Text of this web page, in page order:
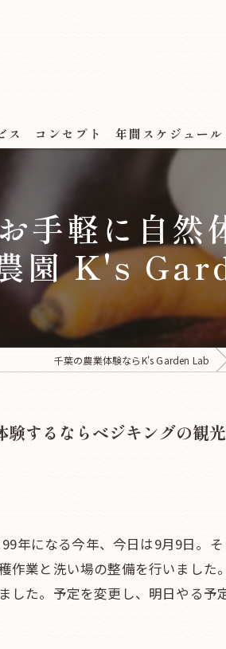
ス コンセプト 年間スケジュール
手軽に自然
園 K's
千葉の農業体験ならK's Garden Lab
するならベジキングの観
になる今年、今日は9月9日。そ
作業と洗い場の整備を行いまし
した。予定を変更し、明日やる